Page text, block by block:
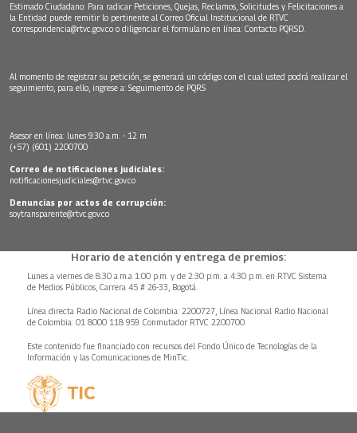
Estimado Ciudadano: Para radicar Peticiones, Quejas, Reclamos, Solicitudes y Felicitaciones a
la Entidad puede remitir lo pertinente al Correo Oficial Institucional de RTVC
correspondencia@rtvc.gov.co o diligenciar el formulario en línea: Contacto PQRSD.
Al momento de registrar su petición, se generará un código con el cual usted podrá realizar el
seguimiento, para ello, ingrese a: Seguimiento de PQRS
Asesor en línea: lunes 9:30 a.m. - 12 m
(+57) (601) 2200700
Correo de notificaciones judiciales:
notificacionesjudiciales@rtvc.gov.co
Denuncias por actos de corrupción:
soytransparente@rtvc.gov.co
Horario de atención y entrega de premios:
Lunes a viernes de 8:30 a.m.a 1:00 p.m. y de 2:30 p.m. a 4:30 p.m. en RTVC Sistema
de Medios Públicos, Carrera 45 # 26-33, Bogotá.
Línea directa Radio Nacional de Colombia: 2200727, Línea Nacional Radio Nacional
de Colombia: 01 8000 118 959. Conmutador RTVC 2200700
Este contenido fue financiado con recursos del Fondo Único de Tecnologías de la
Información y las Comunicaciones de MinTic.